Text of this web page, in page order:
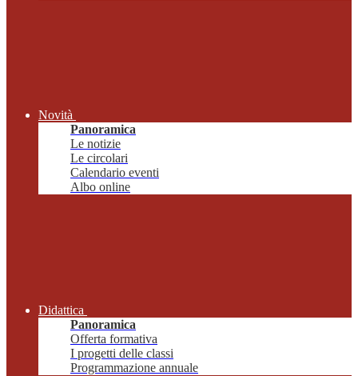
Novità
Panoramica
Le notizie
Le circolari
Calendario eventi
Albo online
Didattica
Panoramica
Offerta formativa
I progetti delle classi
Programmazione annuale